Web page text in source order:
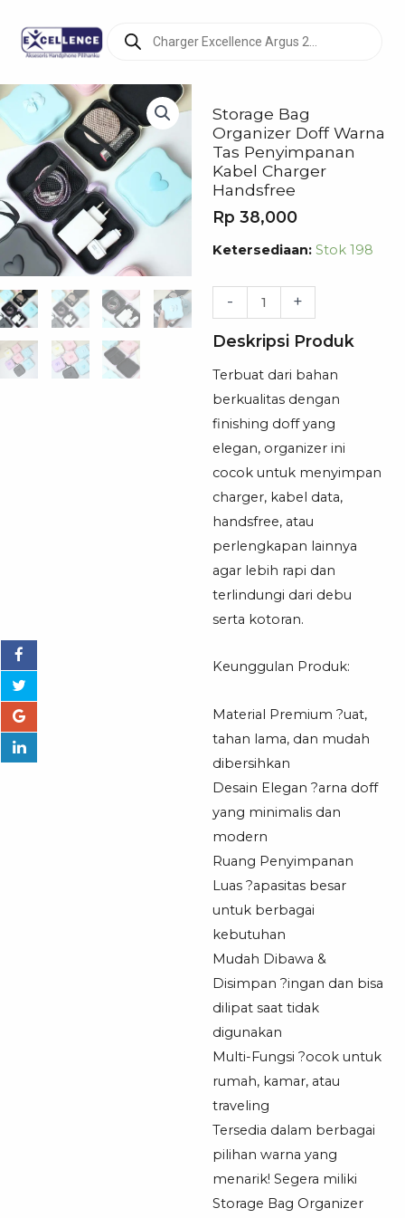
search
Storage Bag
Organizer Doff Warna
Tas Penyimpanan
Kabel Charger
Handsfree
Rp 38,000
Ketersediaan: Stok 198
-
Kuantitas
Bag
Organizer
Doff
Warna
Tas
Penyimpanan
Kabel
Charger
Handsfree
+
Deskripsi Produk
Terbuat dari bahan
berkualitas dengan
finishing doff yang
elegan, organizer ini
cocok untuk menyimpan
charger, kabel data,
handsfree, atau
perlengkapan lainnya
agar lebih rapi dan
terlindungi dari debu
serta kotoran.
Keunggulan Produk:
Material Premium ?uat,
tahan lama, dan mudah
dibersihkan
Desain Elegan ?arna doff
yang minimalis dan
modern
Ruang Penyimpanan
Luas ?apasitas besar
untuk berbagai
kebutuhan
Mudah Dibawa &
Disimpan ?ingan dan bisa
dilipat saat tidak
digunakan
Multi-Fungsi ?ocok untuk
rumah, kamar, atau
traveling
Tersedia dalam berbagai
pilihan warna yang
menarik! Segera miliki
Storage Bag Organizer